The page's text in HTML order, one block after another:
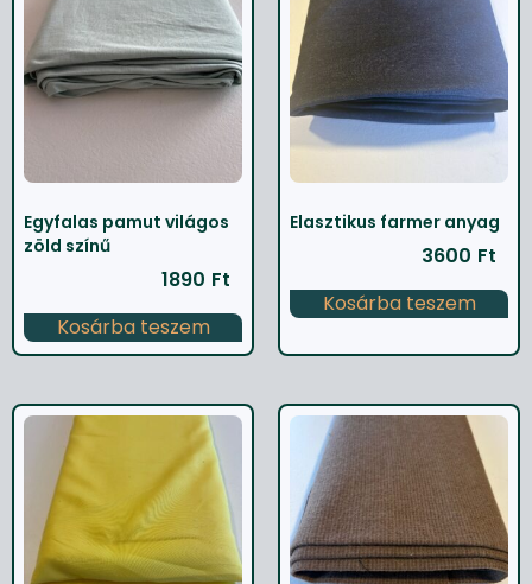
Egyfalas pamut világos
zöld színű
1890 Ft
Kosárba teszem
Elasztikus farmer anyag
3600 Ft
Kosárba teszem